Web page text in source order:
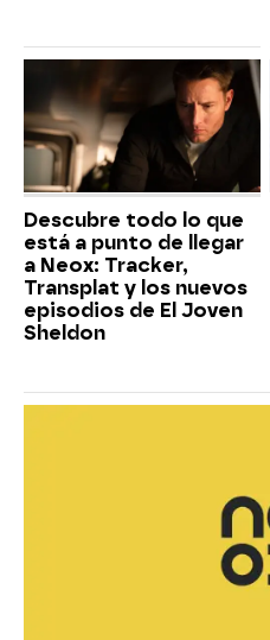
Descubre todo lo que
está a punto de llegar
a Neox: Tracker,
Transplat y los nuevos
episodios de El Joven
Sheldon